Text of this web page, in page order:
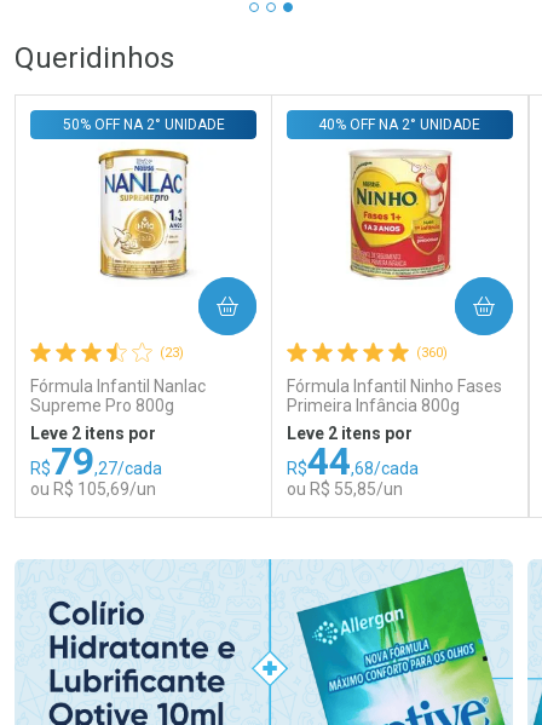
Queridinhos
(23)
Fórmula Infantil Nanlac
Supreme Pro 800g
50% OFF NA 2° UNIDADE
Leve 2 itens por
R$79,27/cada
ou R$ 105,69/un
COMPRAR
(360)
Fórmula Infantil Ninho Fases
Primeira Infância 800g
40% OFF NA 2° UNIDADE
Leve 2 itens por
R$44,68/cada
ou R$ 55,85/un
COMPRAR
Laboratório
Por Menos